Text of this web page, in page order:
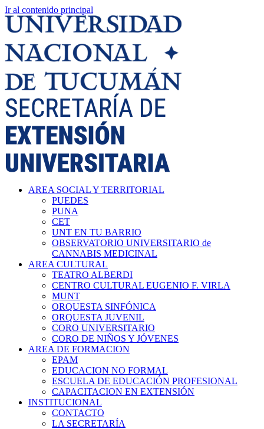
Ir al contenido principal
AREA SOCIAL Y TERRITORIAL
PUEDES
PUNA
CET
UNT EN TU BARRIO
OBSERVATORIO UNIVERSITARIO de
CANNABIS MEDICINAL
AREA CULTURAL
TEATRO ALBERDI
CENTRO CULTURAL EUGENIO F. VIRLA
MUNT
ORQUESTA SINFÓNICA
ORQUESTA JUVENIL
CORO UNIVERSITARIO
CORO DE NIÑOS Y JÓVENES
AREA DE FORMACION
EPAM
EDUCACION NO FORMAL
ESCUELA DE EDUCACIÓN PROFESIONAL
CAPACITACION EN EXTENSIÓN
INSTITUCIONAL
CONTACTO
LA SECRETARÍA